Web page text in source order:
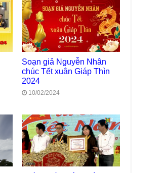
Soạn giả Nguyễn Nhân
chúc Tết xuân Giáp Thìn
2024
10/02/2024